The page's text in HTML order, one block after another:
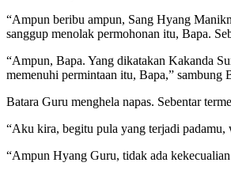
“Ampun beribu ampun, Sang Hyang
sanggup menolak permohonan itu, Bapa.
“Ampun, Bapa. Yang dikatakan Kakanda
memenuhi permintaan itu, Bapa,” sambung
Batara Guru menghela napas. Sebentar
“Aku kira, begitu pula yang terjadi padamu,
“Ampun Hyang Guru, tidak ada